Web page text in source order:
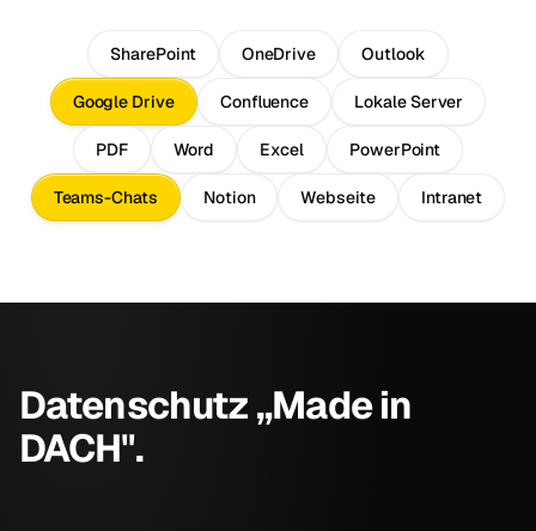
SharePoint OneDrive Outlook
Google Drive Confluence Lokale Server
PDF Word Excel PowerPoint
Teams-Chats Notion Webseite Intranet
Datenschutz „Made in
DACH".